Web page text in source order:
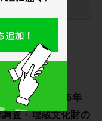
とで、
平成26年
査・埋蔵文化財の